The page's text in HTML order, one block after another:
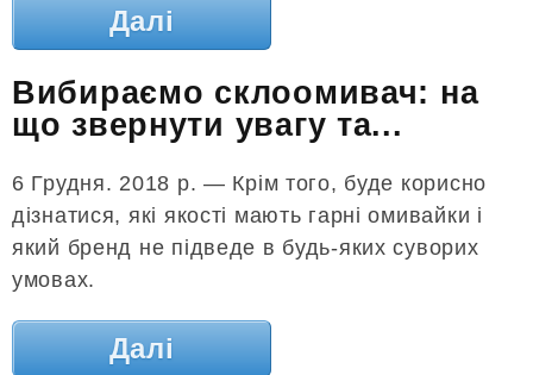
Далі
Вибираємо склоомивач: на
що звернути увагу та...
6 Грудня. 2018 р. — Крім того, буде корисно
дізнатися, які якості мають гарні омивайки і
який бренд не підведе в будь-яких суворих
умовах.
Далі